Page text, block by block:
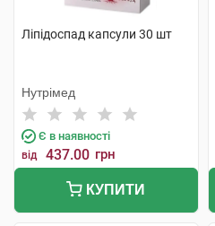
Ліпідоспад капсули 30 шт
Нутрімед
Є в наявності
від 437.00 грн
КУПИТИ